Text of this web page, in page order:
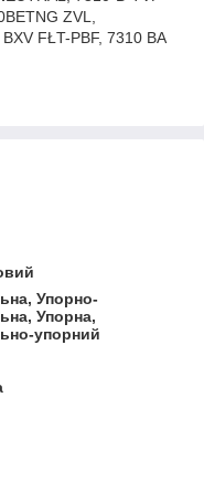
ZVL,
FŁT-PBF, 7310 BA
Упорно-
Упорна,
упорний